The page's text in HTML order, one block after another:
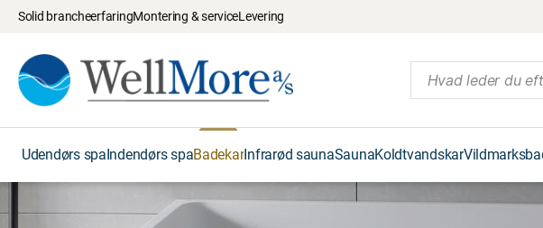
Solid brancheerfaringMontering & serviceLevering
Udendørs spaIndendørs spaBadekarInfrarød saunaSaunaKoldtvandskar
Forside/Badekar